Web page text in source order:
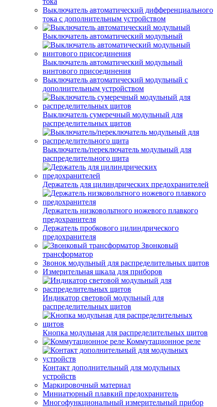
Выключатель автоматический дифференциального
тока с дополнительным устройством
Выключатель автоматический модульный
Выключатель автоматический модульный
винтового присоединения
Выключатель автоматический модульный с
дополнительным устройством
Выключатель сумеречный модульный для
распределительных щитов
Выключатель/переключатель модульный для
распределительного щита
Держатель для цилиндрических предохранителей
Держатель низковольтного ножевого плавкого
предохранителя
Держатель пробкового цилиндрического
предохранителя
Звонковый
трансформатор
Звонок модульный для распределительных щитов
Измерительная шкала для приборов
Индикатор световой модульный для
распределительных щитов
Кнопка модульная для распределительных щитов
Коммутационное реле
Контакт дополнительный для модульных
устройств
Маркировочный материал
Миниатюрный плавкий предохранитель
Многофункциональный измерительный прибор